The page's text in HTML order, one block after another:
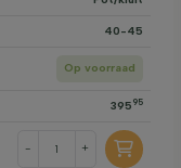
40-45
Op voorraad
395 95
- +